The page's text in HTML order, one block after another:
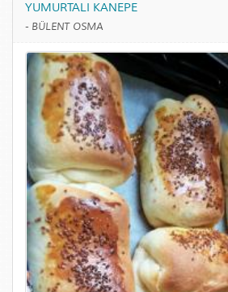
YUMURTALI KANEPE
- BÜLENT OSMA